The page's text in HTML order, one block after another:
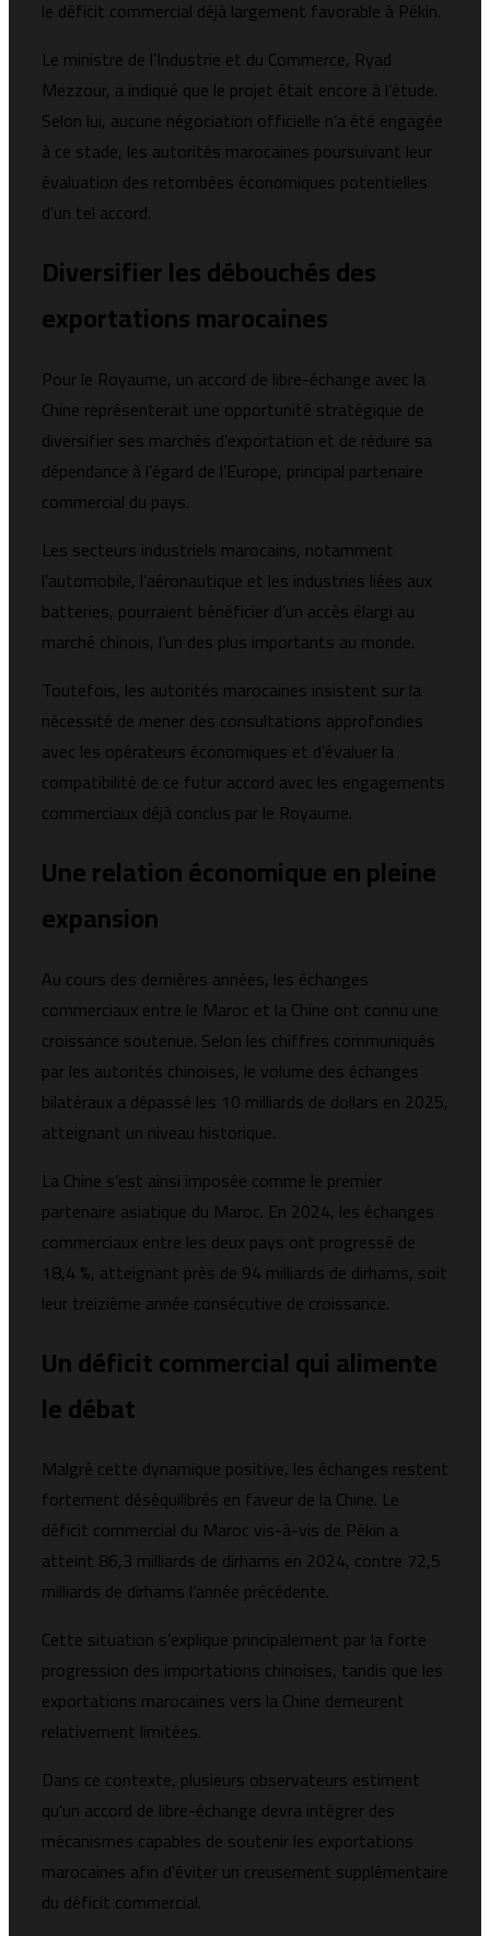
le déficit commercial déjà largement favorable à Pékin.
Le ministre de l’Industrie et du Commerce, Ryad
Mezzour, a indiqué que le projet était encore à l’étude.
Selon lui, aucune négociation officielle n’a été engagée
à ce stade, les autorités marocaines poursuivant leur
évaluation des retombées économiques potentielles
d’un tel accord.
Diversifier les débouchés des
exportations marocaines
Pour le Royaume, un accord de libre-échange avec la
Chine représenterait une opportunité stratégique de
diversifier ses marchés d’exportation et de réduire sa
dépendance à l’égard de l’Europe, principal partenaire
commercial du pays.
Les secteurs industriels marocains, notamment
l’automobile, l’aéronautique et les industries liées aux
batteries, pourraient bénéficier d’un accès élargi au
marché chinois, l’un des plus importants au monde.
Toutefois, les autorités marocaines insistent sur la
nécessité de mener des consultations approfondies
avec les opérateurs économiques et d’évaluer la
compatibilité de ce futur accord avec les engagements
commerciaux déjà conclus par le Royaume.
Une relation économique en pleine
expansion
Au cours des dernières années, les échanges
commerciaux entre le Maroc et la Chine ont connu une
croissance soutenue. Selon les chiffres communiqués
par les autorités chinoises, le volume des échanges
bilatéraux a dépassé les 10 milliards de dollars en 2025,
atteignant un niveau historique.
La Chine s’est ainsi imposée comme le premier
partenaire asiatique du Maroc. En 2024, les échanges
commerciaux entre les deux pays ont progressé de
18,4 %, atteignant près de 94 milliards de dirhams, soit
leur treizième année consécutive de croissance.
Un déficit commercial qui alimente
le débat
Malgré cette dynamique positive, les échanges restent
fortement déséquilibrés en faveur de la Chine. Le
déficit commercial du Maroc vis-à-vis de Pékin a
atteint 86,3 milliards de dirhams en 2024, contre 72,5
milliards de dirhams l’année précédente.
Cette situation s’explique principalement par la forte
progression des importations chinoises, tandis que les
exportations marocaines vers la Chine demeurent
relativement limitées.
Dans ce contexte, plusieurs observateurs estiment
qu’un accord de libre-échange devra intégrer des
mécanismes capables de soutenir les exportations
marocaines afin d’éviter un creusement supplémentaire
du déficit commercial.